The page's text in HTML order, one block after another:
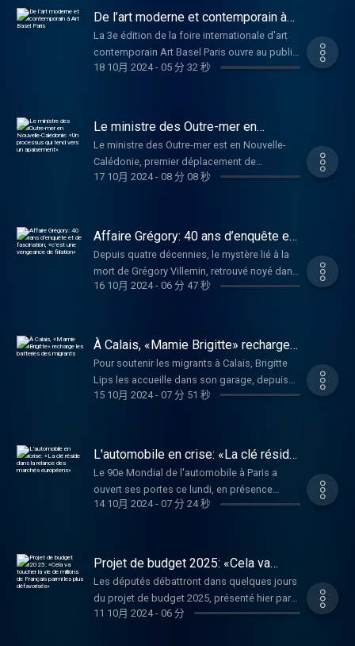
Entretien avec Jean Coldefy, directeur du
programme Mobilités et Transitions d’ATEC
ITS France et conseiller du président de
Transdev.
potentiellement le contrôle de sa filiale qui
commercialise le médicament. Le projet de
France. Après des négociations exclusives,
Ivaldi, professeur à la Toulouse School of
Economics, spécialiste de l'économie
industrielle.
De l’art moderne et contemporain à
Art Basel Paris
La 3e édition de la foire internationale d'art
contemporain Art Basel Paris ouvre au public
ce vendredi 18 octobre, pour la première fois
célébrités du monde entier, il est désormais
à la mode, un rendez-vous incontournable.
Les explications de Marion Papillon,
galeriste, présidente du Comité
Weekend.
18 10月 2024- 05 分 32 秒
Le ministre des Outre-mer en
Nouvelle-Calédonie: «Un processus
qui tend vers un apaisement»
Le ministre des Outre-mer est en Nouvelle-
Calédonie, premier déplacement de
François-Noël Buffet dans un territoire où les
lorsque les indépendantistes et de nombreux
jeunes protestaient contre la réforme du
corps électoral, mais on est encore loin d'un
retour à la normale. Le ministre a multiplié les
reconstruction). Il prévoit la prolongation du
dispositif de chômage partiel, du fonds de
solidarité pour les entreprises et 500 millions
d'euros pour le territoire. Le ministre est
c'est trois fois moins qu'à la même période
l'année précédente. Entretien avec
l’historienne Isabelle Merle, directrice de
recherche au CNRS et au CREDO (Centre de
colonisation dans le Pacifique Sud.
17 10月 2024- 08 分 08 秒
Affaire Grégory: 40 ans d’enquête et
de fascination, «c’est une vengeance
de filiation»
Depuis quatre décennies, le mystère lié à la
mort de Grégory Villemin, retrouvé noyé dans
la Vologne à quelques kilomètres de son
d'enquête chaotique ont laissé entier le
mystère du meurtre le 16 octobre 1984 du
«petit Grégory», qui continue à susciter
intérêt et fascination en France. Retour sur
une des affaires judiciaires les plus suivies
des affaires criminelles et autrice du livre très
documenté « Le récit complet de l’affaire
Grégory », éditions Points.
16 10月 2024- 06 分 47 秒
À Calais, «Mamie Brigitte» recharge
les batteries des migrants
Pour soutenir les migrants à Calais, Brigitte
Lips les accueille dans son garage, depuis
les années 2000, pour recharger les
Charge ». Son histoire a inspiré deux
raconter sa vie dans un livre qui est sorti
récemment aux éditions Salvator intitulé
15 10月 2024- 07 分 51 秒
L'automobile en crise: «La clé réside
dans la relance des marchés
européens»
Le 90e Mondial de l'automobile à Paris a
ouvert ses portes ce lundi, en présence
d'Emmanuel Macron. Plus de 400 exposants
reculs marqués pour les constructeurs
français Stellantis et Renault. Entretien avec
Flavien Neuvy, économiste et directeur de
l’Observatoire Cetelem de l’automobile.
14 10月 2024- 07 分 24 秒
Projet de budget 2025: «Cela va
toucher la vie de millions de Français
parmi les plus défavorisés»
Les députés débattront dans quelques jours
du projet de budget 2025, présenté hier par
Michel Barnier. Le texte prévoit notamment
11 10月 2024- 06 分